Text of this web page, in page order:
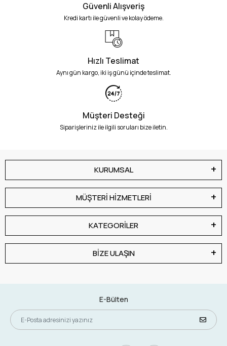
Güvenli Alışveriş
Kredi kartı ile güvenli ve kolay ödeme.
Hızlı Teslimat
Aynı gün kargo, iki iş günü içinde teslimat.
Müşteri Desteği
Siparişleriniz ile ilgili soruları bize iletin.
KURUMSAL
MÜŞTERİ HİZMETLERİ
KATEGORİLER
BİZE ULAŞIN
E-Bülten